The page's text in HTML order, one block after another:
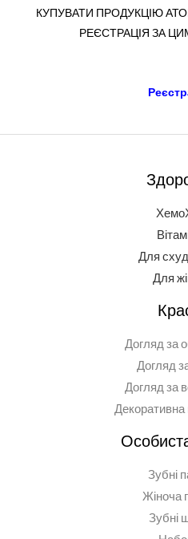
КУПУВАТИ ПРОДУКЦІЮ
РЕЄСТРАЦІЯ ЗА
Для
Для
Догляд за
Догляд
Догляд за
Декоративна
Особиста
Зубні
Жіноча
Зубні